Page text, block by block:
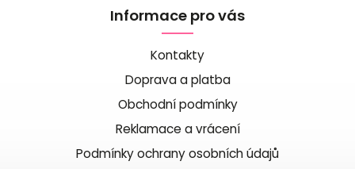
Informace pro vás
Kontakty
Doprava a platba
Obchodní podmínky
Reklamace a vrácení
Podmínky ochrany osobních údajů